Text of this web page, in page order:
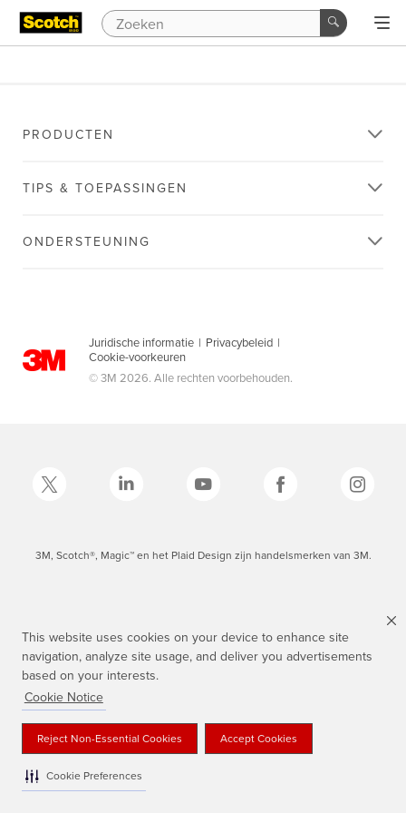
This website uses cookies on your device to enhance site
navigation, analyze site usage, and deliver you advertisements
based on your interests.
Cookie Notice
Reject Non-Essential Cookies Accept Cookies
Cookie Preferences
PRODUCTEN
TIPS & TOEPASSINGEN
ONDERSTEUNING
Juridische informatie | Privacybeleid |
Cookie-voorkeuren
© 3M 2026. Alle rechten voorbehouden.
3M, Scotch®, Magic™ en het Plaid Design zijn handelsmerken van 3M.